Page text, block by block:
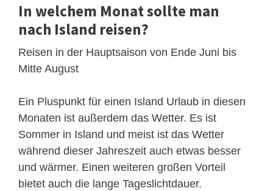
In welchem Monat sollte man
nach Island reisen?
Reisen in der Hauptsaison von Ende Juni bis
Mitte August
Ein Pluspunkt für einen Island Urlaub in diesen
Monaten ist außerdem das Wetter. Es ist
Sommer in Island und meist ist das Wetter
während dieser Jahreszeit auch etwas besser
und wärmer. Einen weiteren großen Vorteil
bietet auch die lange Tageslichtdauer.